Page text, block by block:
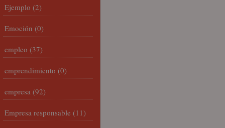
Ejemplo (2)
Emoción (0)
empleo (37)
emprendimiento (0)
empresa (92)
Empresa responsable (11)